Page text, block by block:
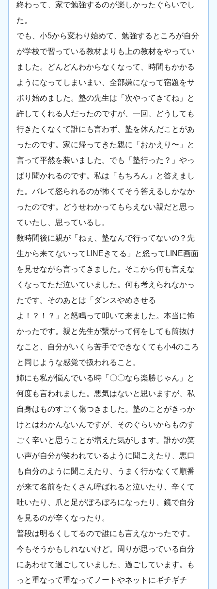
終わって、家で勉強するのが楽しかったぐらいでし
た。
でも、小5から変わり始めて、勉強するところが自分
が学校で習っている教材よりも上の教材をやってい
ました。どんどんわからなくなって、時間もかかる
ようになってしまいまい、全部嫌になって宿題をサ
ボり始めました。塾の先生は「次やってきてね」と
許してくれる人だったのですが、一回、どうしても
行きたくなくて誰にも言わず、塾を休んだことがあ
ったのです。家に帰ってきた親に「おかえり〜」と
言って平然を装いました。でも「塾行った？」やっ
ぱり聞かれるのです。私は「もちろん」と答えまし
た。バレて怒られるのが怖くてそう答えるしかなか
ったのです。どうせわかってもらえない親だと思っ
ていたし、思っているし。
数時間後に親が「ねぇ、塾なんで行ってないの？先
生から来てないってLINEきてる」と怒ってLINE画面
を見せながら言ってきました。そこから何も言えな
くなってただ泣いていました。何も考えられなかっ
たです。そのあとは「ダンスやめさせる
よ！？！？」と怒鳴って叩いて来ました。本当に怖
かったです。親と先生が繋がって何をしても筒抜け
なこと、自分がいくら苦手でできなくても小4のころ
と同じような感覚で扱われること。
姉にも私が悩んでいる時「〇〇なら楽勝じゃん」と
何度も言われました。悪気はないと思いますが、私
自身はものすごく傷つきました。塾のことがきっか
けとはわかんないんですが、そのぐらいからものす
ごく辛いと思うことが増えた気がします。誰かの笑
い声が自分が笑われているように聞こえたり、悪口
も自分のように聞こえたり、うまく行かなくて順番
が来て名前をたくさん呼ばれると泣いたり、辛くて
吐いたり、爪と足がぼろぼろになったり、鏡で自分
を見るのが辛くなったり。
普段は明るくしてるので誰にも言えなかったです。
今もそうかもしれないけど。周りが思っている自分
にあわせて過ごしていました、過ごしています。も
っと重なって重なってノートやネットにギチギチ